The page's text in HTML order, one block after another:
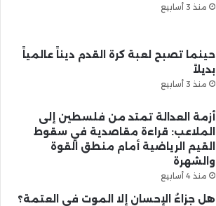
منذ 3 أسابيع
حينما تصبح لعبة كرة القدم ديناً عالمياً
بديلاً
منذ 3 أسابيع
أزمة العدالة تمتد من فلسطين إلى
الملاعب: قراءة مقاصدية في سقوط
القيم الرياضية أمام منطق القوة
والشهرة
منذ 4 أسابيع
هل جزاءُ الإحسانِ إلا الموت في العتمة؟